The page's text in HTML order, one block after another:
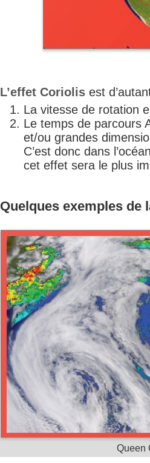
L’effet Coriolis est
La vitesse de rotation
Le temps de parcours
et/ou grandes
C’est donc dans
cet effet sera le plus
Quelques exemples de
Queen